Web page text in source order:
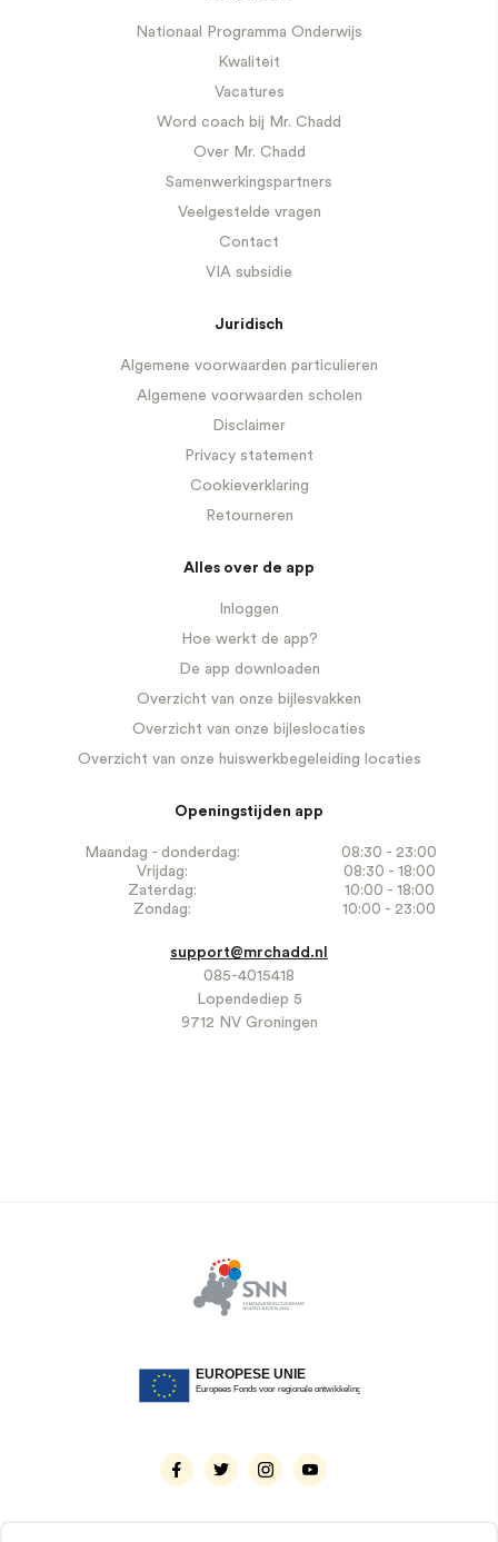
Nationaal Programma Onderwijs
Kwaliteit
Vacatures
Word coach bij Mr. Chadd
Over Mr. Chadd
Samenwerkingspartners
Veelgestelde vragen
Contact
VIA subsidie
Juridisch
Algemene voorwaarden particulieren
Algemene voorwaarden scholen
Disclaimer
Privacy statement
Cookieverklaring
Retourneren
Alles over de app
Inloggen
Hoe werkt de app?
De app downloaden
Overzicht van onze bijlesvakken
Overzicht van onze bijleslocaties
Overzicht van onze huiswerkbegeleiding locaties
Openingstijden app
Maandag - donderdag:
08:30 - 23:00
Vrijdag:
08:30 - 18:00
Zaterdag:
10:00 - 18:00
Zondag:
10:00 - 23:00
support@mrchadd.nl
085-4015418
Lopendediep 5
9712 NV Groningen